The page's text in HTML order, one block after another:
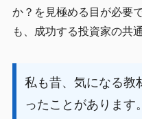
か？を見極める目が必要で
も、成功する投資家の共
私も昔、気になる教
ったことがあります